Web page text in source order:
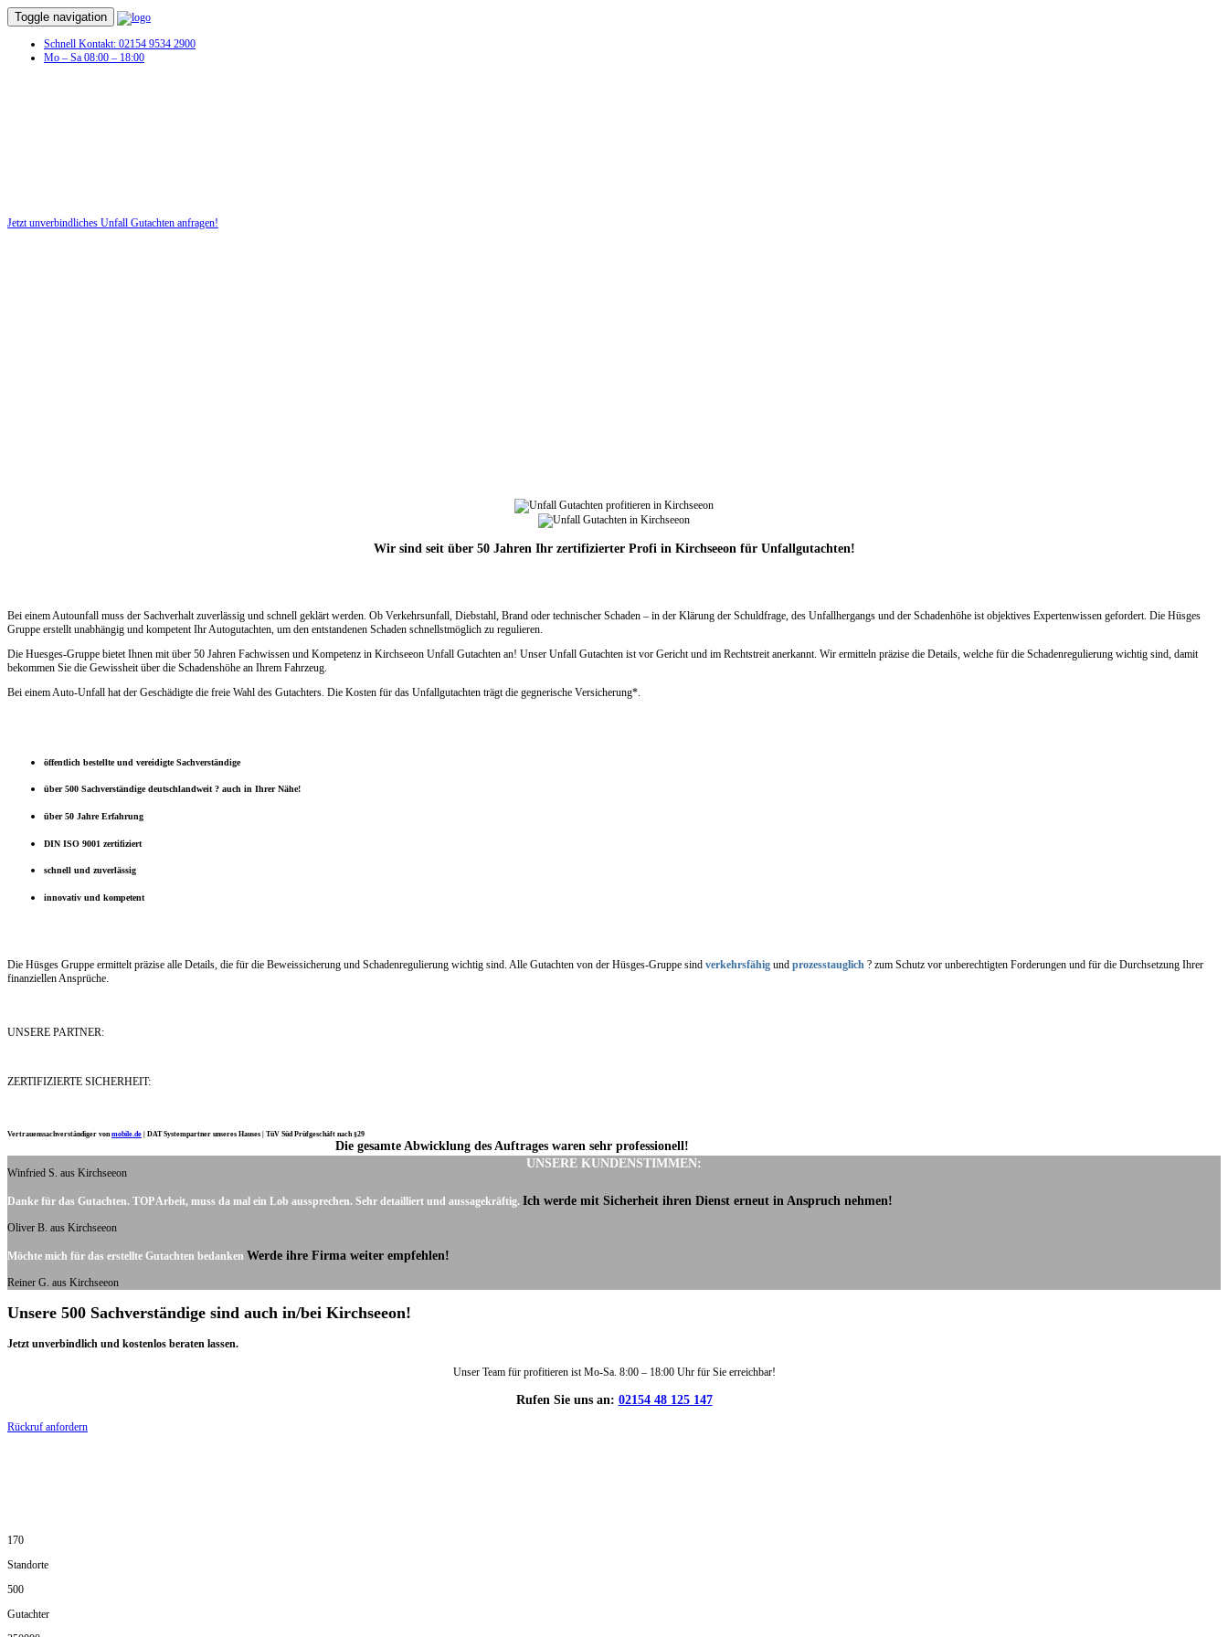
Toggle navigation
Schnell Kontakt: 02154 9534 2900
Mo – Sa 08:00 – 18:00
Jetzt unverbindliches Unfall Gutachten anfragen!
Wir sind seit über 50 Jahren Ihr zertifizierter Profi in Kirchseeon für Unfallgutachten!
Bei einem Autounfall muss der Sachverhalt zuverlässig und schnell geklärt werden. Ob Verkehrsunfall, Diebstahl, Brand oder technischer Schaden – in der Klärung der Schuldfrage, des Unfallhergangs und der Schadenhöhe ist objektives Expertenwissen gefordert. Die Hüsges
Gruppe erstellt unabhängig und kompetent Ihr Autogutachten, um den entstandenen Schaden schnellstmöglich zu regulieren.
Die Huesges-Gruppe bietet Ihnen mit über 50 Jahren Fachwissen und Kompetenz in Kirchseeon Unfall Gutachten an! Unser Unfall Gutachten ist vor Gericht und im Rechtstreit anerkannt. Wir ermitteln präzise die Details, welche für die Schadenregulierung wichtig sind, damit
bekommen Sie die Gewissheit über die Schadenshöhe an Ihrem Fahrzeug.
Bei einem Auto-Unfall hat der Geschädigte die freie Wahl des Gutachters. Die Kosten für das Unfallgutachten trägt die gegnerische Versicherung*.
öffentlich bestellte und vereidigte Sachverständige
über 500 Sachverständige deutschlandweit ? auch in Ihrer Nähe!
über 50 Jahre Erfahrung
DIN ISO 9001 zertifiziert
schnell und zuverlässig
innovativ und kompetent
Die Hüsges Gruppe ermittelt präzise alle Details, die für die Beweissicherung und Schadenregulierung wichtig sind. Alle Gutachten von der Hüsges-Gruppe sind verkehrsfähig und prozesstauglich ? zum Schutz vor unberechtigten Forderungen und für die Durchsetzung Ihrer
finanziellen Ansprüche.
UNSERE PARTNER:
ZERTIFIZIERTE SICHERHEIT:
Vertrauenssachverständiger vonmobile.de DAT Systempartner unseres Hauses | TüV Süd Prüfgeschäft nach §29
UNSERE KUNDENSTIMMEN:
Die gesamte Abwicklung des Auftrages waren sehr professionell!
Winfried S. aus Kirchseeon
Danke für das Gutachten. TOP Arbeit, muss da mal ein Lob aussprechen. Sehr detailliert und aussagekräftig. Ich werde mit Sicherheit ihren Dienst erneut in Anspruch nehmen!
Oliver B. aus Kirchseeon
Möchte mich für das erstellte Gutachten bedanken Werde ihre Firma weiter empfehlen!
Reiner G. aus Kirchseeon
Unsere 500 Sachverständige sind auch in/bei Kirchseeon!
Jetzt unverbindlich und kostenlos beraten lassen.
Unser Team für profitieren ist Mo-Sa. 8:00 – 18:00 Uhr für Sie erreichbar!
Rufen Sie uns an: 02154 48 125 147
Rückruf anfordern
170
Standorte
500
Gutachter